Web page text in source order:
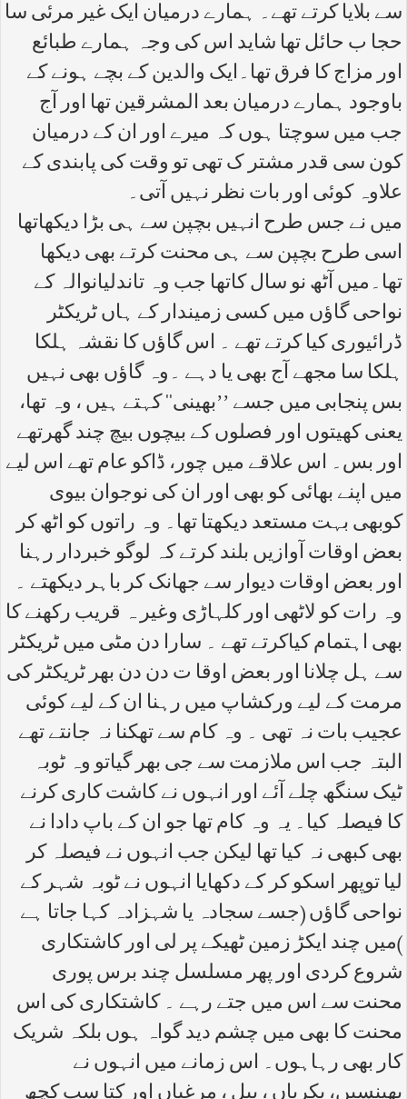
سے بلایا کرتے تھے۔ ہمارے درمیان ایک غیر مرئی سا
حجا ب حائل تھا شاید اس کی وجہ ہمارے طبائع
اور مزاج کا فرق تھا۔ایک والدین کے بچے ہونے کے
باوجود ہمارے درمیان بعد المشرقین تھا اور آج
جب میں سوچتا ہوں کہ میرے اور ان کے درمیان
کون سی قدر مشتر ک تھی تو وقت کی پابندی کے
علاوہ کوئی اور بات نظر نہیں آتی۔
میں نے جس طرح انہیں بچپن سے ہی بڑا دیکھاتھا
اسی طرح بچپن سے ہی محنت کرتے بھی دیکھا
تھا۔میں آٹھ نو سال کاتھا جب وہ تاندلیانوالہ کے
نواحی گاؤں میں کسی زمیندار کے ہاں ٹریکٹر
ڈرائیوری کیا کرتے تھے ۔ اس گاؤں کا نقشہ ہلکا
ہلکا سا مجھے آج بھی یا دہے ۔وہ گاؤں بھی نہیں
بس پنجابی میں جسے ’’بھینی‘‘ کہتے ہیں ، وہ تھا،
یعنی کھیتوں اور فصلوں کے بیچوں بیچ چند گھرتھے
اور بس۔ اس علاقے میں چور، ڈاکو عام تھے اس لیے
میں اپنے بھائی کو بھی اور ان کی نوجوان بیوی
کوبھی بہت مستعد دیکھتا تھا۔ وہ راتوں کو اٹھ کر
بعض اوقات آوازیں بلند کرتے کہ لوگو خبردار رہنا
اور بعض اوقات دیوار سے جھانک کر باہر دیکھتے ۔
وہ رات کو لاٹھی اور کلہاڑی وغیر ہ قریب رکھنے کا
بھی اہتمام کیاکرتے تھے ۔ سارا دن مٹی میں ٹریکٹر
سے ہل چلانا اور بعض اوقا ت دن دن بھر ٹریکٹر کی
مرمت کے لیے ورکشاپ میں رہنا ان کے لیے کوئی
عجیب بات نہ تھی ۔ وہ کام سے تھکنا نہ جانتے تھے
البتہ جب اس ملازمت سے جی بھر گیاتو وہ ٹوبہ
ٹیک سنگھ چلے آئے اور انہوں نے کاشت کاری کرنے
کا فیصلہ کیا۔ یہ وہ کام تھا جو ان کے باپ دادا نے
بھی کبھی نہ کیا تھا لیکن جب انہوں نے فیصلہ کر
لیا توپھر اسکو کر کے دکھایا انہوں نے ٹوبہ شہر کے
نواحی گاؤں (جسے سجادہ یا شہزادہ کہا جاتا ہے
)میں چند ایکڑ زمین ٹھیکے پر لی اور کاشتکاری
شروع کردی اور پھر مسلسل چند برس پوری
محنت سے اس میں جتے رہے ۔ کاشتکاری کی اس
محنت کا بھی میں چشم دید گواہ ہوں بلکہ شریک
کار بھی رہاہوں۔ اس زمانے میں انہوں نے